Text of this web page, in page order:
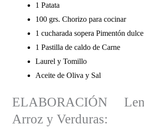
1 Patata
100 grs. Chorizo para cocinar
1 cucharada sopera Pimentón dulce
1 Pastilla de caldo de Carne
Laurel y Tomillo
Aceite de Oliva y Sal
ELABORACIÓN
Arroz y Verduras: